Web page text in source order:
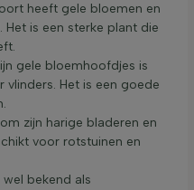
heeft gele bloemen en
is een sterke plant die
gele bloemhoofdjes is
vlinders. Het is een goede
zijn harige bladeren en
voor rotstuinen en
bekend als